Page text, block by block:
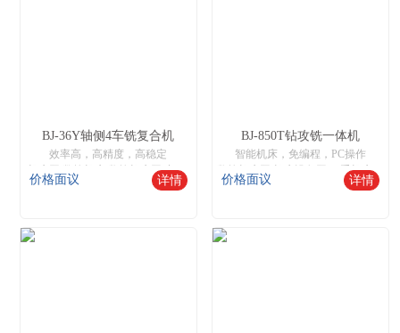
BJ-36Y轴侧4车铣复合机
效率高，高精度，高稳定
机床网,数控机床,数控机床网,中国数控机床网,机床设备网,智能数控机床,二手机床网,数控木工机床厂家
价格面议 详情
BJ-850T钻攻铣一体机
智能机床，免编程，PC操作
数控机床网,机床设备网,二手机床网,数控木工机床厂家
价格面议 详情